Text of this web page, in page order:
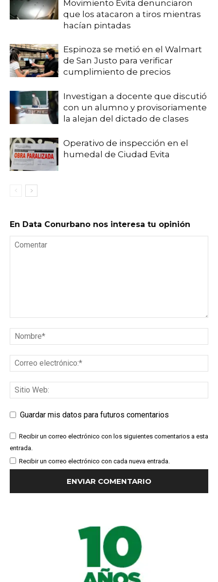
Movimiento Evita denunciaron
que los atacaron a tiros mientras
hacían pintadas
Espinoza se metió en el Walmart
de San Justo para verificar
cumplimiento de precios
Investigan a docente que discutió
con un alumno y provisoriamente
la alejan del dictado de clases
Operativo de inspección en el
humedal de Ciudad Evita
En Data Conurbano nos interesa tu opinión
Guardar mis datos para futuros comentarios
Recibir un correo electrónico con los siguientes comentarios a esta
entrada.
Recibir un correo electrónico con cada nueva entrada.